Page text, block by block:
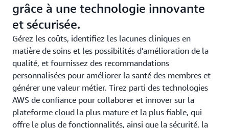
grâce à une technologie innovante
et sécurisée.
Gérez les coûts, identifiez les lacunes cliniques en
matière de soins et les possibilités d'amélioration de la
qualité, et fournissez des recommandations
personnalisées pour améliorer la santé des membres et
générer une valeur métier. Tirez parti des technologies
AWS de confiance pour collaborer et innover sur la
plateforme cloud la plus mature et la plus fiable, qui
offre le plus de fonctionnalités, ainsi que la sécurité, la